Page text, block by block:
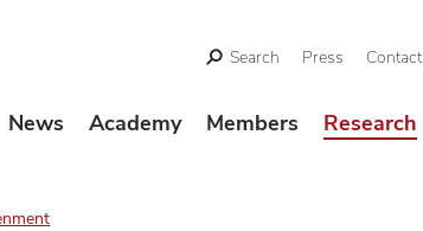
Search Press Contact
News Academy Members Research